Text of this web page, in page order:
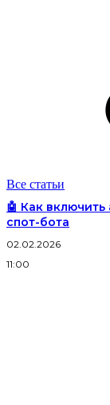
Все статьи
🤖 Как
спот-бота
02.02.2026
11:00